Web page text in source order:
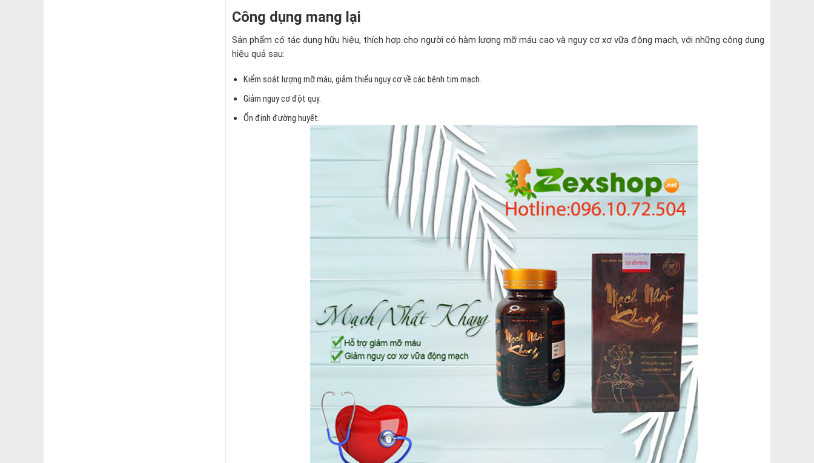
Công dụng mang lại
Sản phẩm có tác dụng hữu hiệu, thích hợp cho người có hàm lượng mỡ máu cao và nguy cơ xơ vữa động mạch, với những công dụng
hiệu quả sau:
Kiểm soát lượng mỡ máu, giảm thiểu nguy cơ về các bệnh tim mạch.
Giảm nguy cơ đột quỵ.
Ổn định đường huyết.